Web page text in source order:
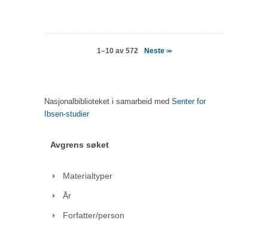
1–10 av 572 Neste >>
Nasjonalbiblioteket i samarbeid med Senter for
Ibsen-studier
Avgrens søket
Materialtyper
År
Forfatter/person